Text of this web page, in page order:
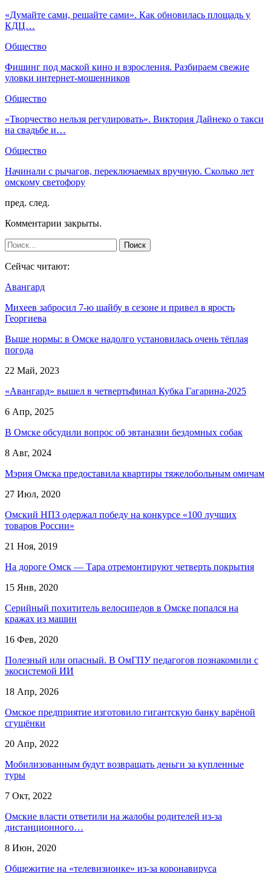
«Думайте сами, решайте сами». Как обновилась площадь у
КДЦ…
Общество
Фишинг под маской кино и взросления. Разбираем свежие
уловки интернет-мошенников
Общество
«Творчество нельзя регулировать». Виктория Дайнеко о такси
на свадьбе и…
Общество
Начинали с рычагов, переключаемых вручную. Сколько лет
омскому светофору
пред. след.
Комментарии закрыты.
Сейчас читают:
Авангард
Михеев забросил 7-ю шайбу в сезоне и привел в ярость
Георгиева
Выше нормы: в Омске надолго установилась очень тёплая
погода
22 Май, 2023
«Авангард» вышел в четвертьфинал Кубка Гагарина-2025
6 Апр, 2025
В Омске обсудили вопрос об эвтаназии бездомных собак
8 Авг, 2024
Мэрия Омска предоставила квартиры тяжелобольным омичам
27 Июл, 2020
Омский НПЗ одержал победу на конкурсе «100 лучших
товаров России»
21 Ноя, 2019
На дороге Омск — Тара отремонтируют четверть покрытия
15 Янв, 2020
Серийный похититель велосипедов в Омске попался на
кражах из машин
16 Фев, 2020
Полезный или опасный. В ОмГПУ педагогов познакомили с
экосистемой ИИ
18 Апр, 2026
Омское предприятие изготовило гигантскую банку варёной
сгущёнки
20 Апр, 2022
Мобилизованным будут возвращать деньги за купленные
туры
7 Окт, 2022
Омские власти ответили на жалобы родителей из-за
дистанционного…
8 Июн, 2020
Общежитие на «телевизионке» из-за коронавируса